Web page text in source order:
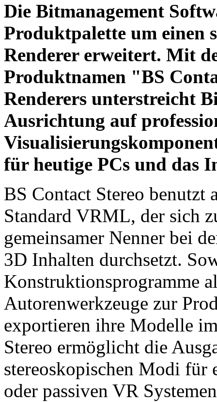
Die Bitmanagement
Produktpalette um einen
Renderer erweitert. Mit
Produktnamen "BS
Renderers unterstreicht
Ausrichtung auf
für heutige PCs und das
BS Contact Stereo benutzt
Standard VRML, der sich
gemeinsamer Nenner bei
3D Inhalten durchsetzt.
Konstruktionsprogramme
Autorenwerkzeuge zur
exportieren ihre Modelle
Stereo ermöglicht die
stereoskopischen Modi für
oder passiven VR